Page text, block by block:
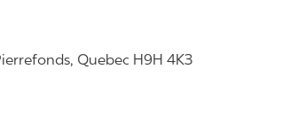
Quebec H9H 4K3